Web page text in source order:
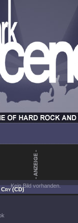
Kein Bild vorhanden.
(CD)